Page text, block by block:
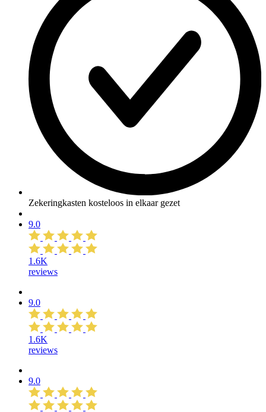
Zekeringkasten kosteloos in elkaar gezet
9.0
1.6K
reviews
9.0
1.6K
reviews
9.0